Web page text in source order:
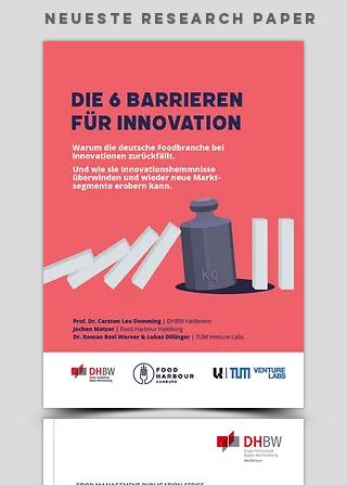
Neueste Research paper